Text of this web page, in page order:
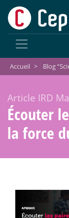
Accueil > Blog
Article IRD
Écouter
la force